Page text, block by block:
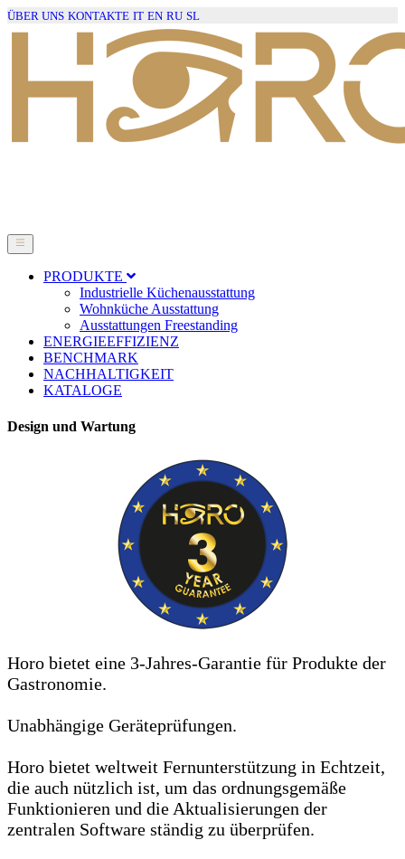
ÜBER UNS KONTAKTE IT EN RU SL
PRODUKTE
Industrielle Küchenausstattung
Wohnküche Ausstattung
Ausstattungen Freestanding
ENERGIEEFFIZIENZ
BENCHMARK
NACHHALTIGKEIT
KATALOGE
Design und Wartung
Horo bietet eine 3-Jahres-Garantie für Produkte der
Gastronomie.
Unabhängige Geräteprüfungen.
Horo bietet weltweit Fernunterstützung in Echtzeit,
die auch nützlich ist, um das ordnungsgemäße
Funktionieren und die Aktualisierungen der
zentralen Software ständig zu überprüfen.